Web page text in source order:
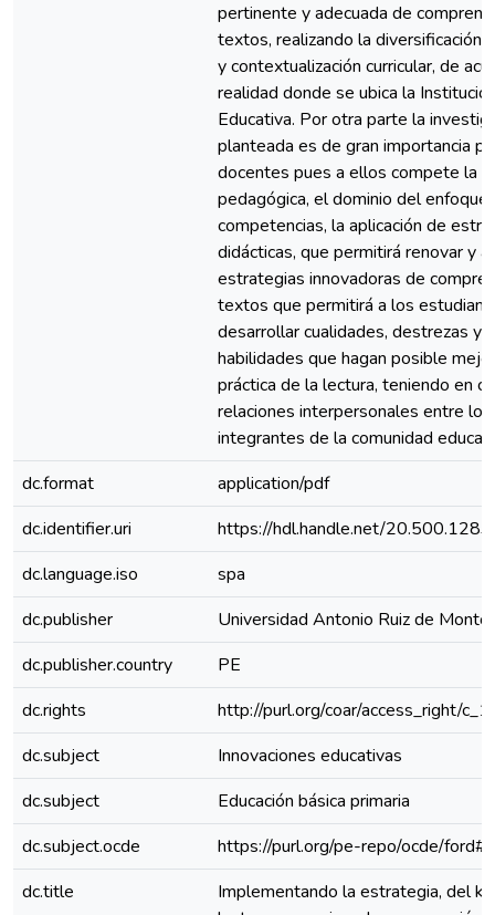
pertinente y adecuada de
textos, realizando la diversificación
y contextualización curricular, de
realidad donde se ubica la
Educativa. Por otra parte la
planteada es de gran importancia
docentes pues a ellos compete la
pedagógica, el dominio del enfoque
competencias, la aplicación de
didácticas, que permitirá renovar y
estrategias innovadoras de
textos que permitirá a los
desarrollar cualidades, destrezas y
habilidades que hagan posible
práctica de la lectura, teniendo en
relaciones interpersonales entre los
integrantes de la comunidad
dc.format
application/pdf
dc.identifier.uri
https://hdl.handle.net/
dc.language.iso
spa
dc.publisher
Universidad Antonio Ruiz de
dc.publisher.country
PE
dc.rights
http://purl.org/coar/access_right/
dc.subject
Innovaciones educativas
dc.subject
Educación básica primaria
dc.subject.ocde
https://purl.org/pe-repo/ocde/
dc.title
Implementando la estrategia, del